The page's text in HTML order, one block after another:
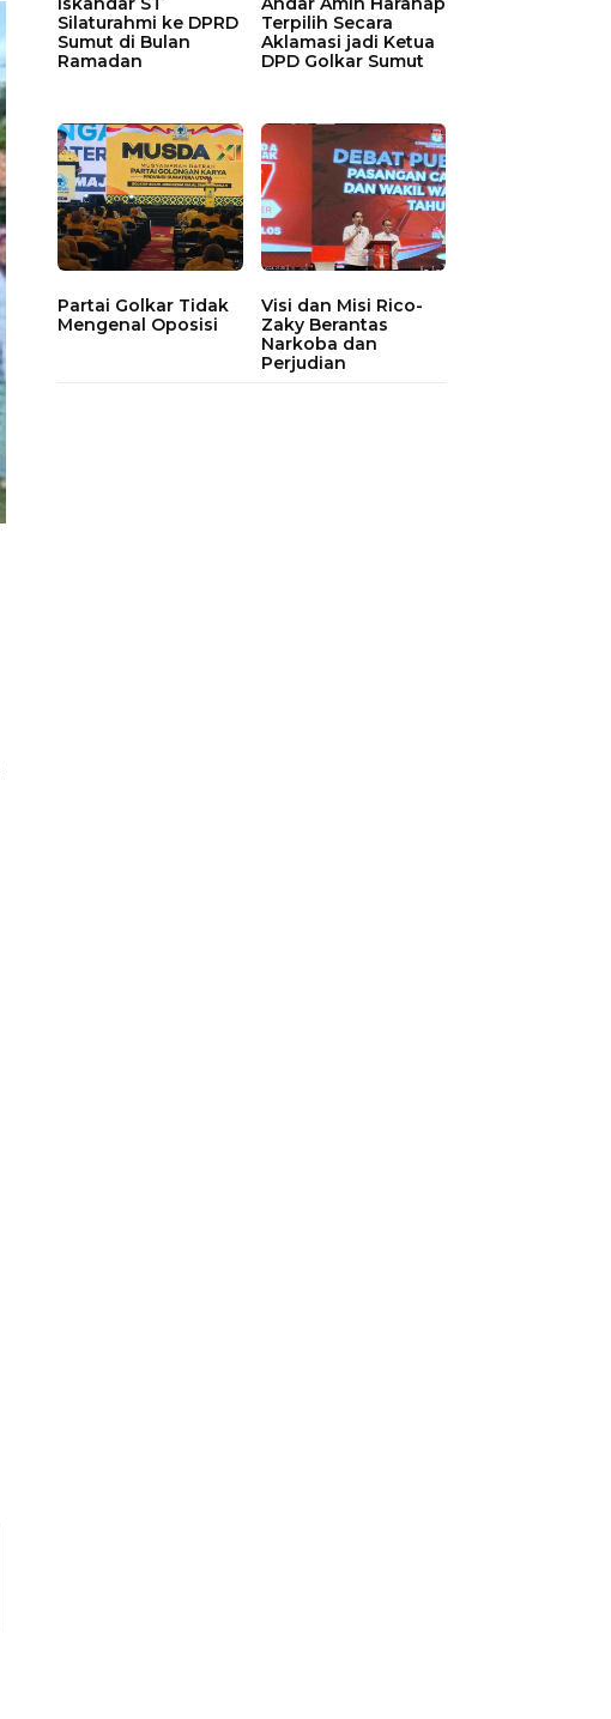
Silaturahmi ke DPRD
Sumut di Bulan
Ramadan
Terpilih Secara
Aklamasi jadi Ketua
DPD Golkar Sumut
Partai Golkar Tidak
Mengenal Oposisi
Visi dan Misi Rico-
Zaky Berantas
Narkoba dan
Perjudian